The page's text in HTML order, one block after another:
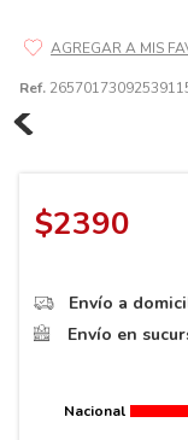
Ref.
$2390
Envío a
Envío en
Nacional